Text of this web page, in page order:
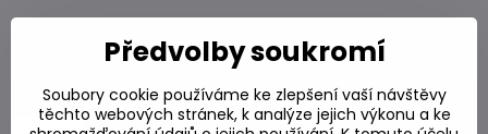
Alternativní produkty
Gochujang fermentovaná sójová chilli
pasta 1 kg
Předvolby soukromí
Soubory cookie používáme ke zlepšení vaší návštěvy
těchto webových stránek, k analýze jejich výkonu a ke